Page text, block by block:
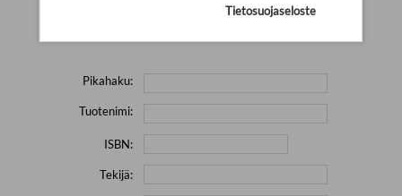
Yritä hakea pienemmällä määrällä hakutekijöitä ja jätä
Pikahaku:
Tuotenimi:
ISBN:
Tekijä:
Tietosuojaseloste